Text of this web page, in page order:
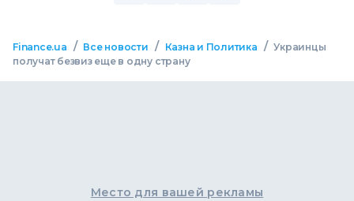
Finance.ua / Все новости / Казна и Политика / Украинцы
получат безвиз еще в одну страну
Место для вашей рекламы